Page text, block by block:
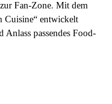
Fan-Zone. Mit dem
Cuisine“ entwickelt
passendes Food-